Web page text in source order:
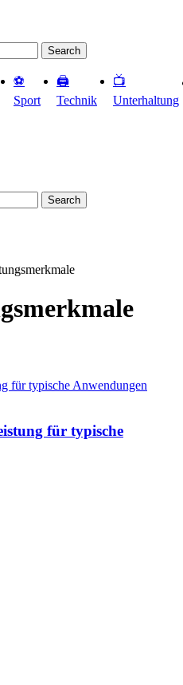
Search
⚽️
Sport
🖨️
Technik
📺
Unterhaltung
Search
für typische